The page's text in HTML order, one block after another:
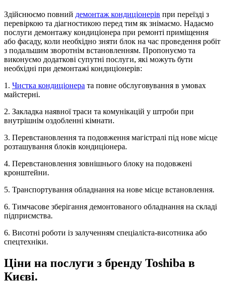
Здійснюємо повний демонтаж кондиціонерів при переїзді з
перевіркою та діагностикою перед тим як знімаємо. Надаємо
послуги демонтажу кондиціонера при ремонті приміщення
або фасаду, коли необхідно зняти блок на час проведення робіт
з подальшим зворотнім встановленням. Пропонуємо та
виконуємо додаткові супутні послуги, які можуть бути
необхідні при демонтажі кондиціонерів:
1. Чистка кондиціонера та повне обслуговування в умовах
майстерні.
2. Закладка наявної траси та комунікацій у штроби при
внутрішнім оздобленні кімнати.
3. Перевстановлення та подовження магістралі під нове місце
розташування блоків кондиціонера.
4. Перевстановлення зовнішнього блоку на подовжені
кронштейни.
5. Транспортування обладнання на нове місце встановлення.
6. Тимчасове зберігання демонтованого обладнання на складі
підприємства.
6. Висотні роботи із залученням спеціаліста-висотника або
спецтехніки.
Ціни на послуги з бренду Toshiba в
Києві.